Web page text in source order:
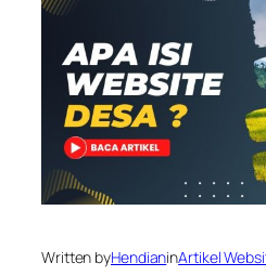
Written byHendianinArtikel